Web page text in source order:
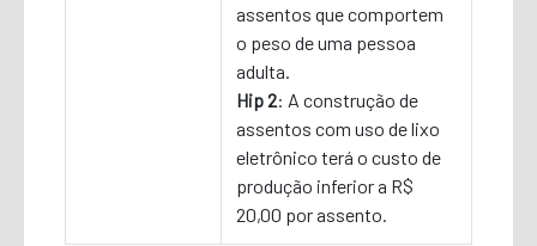
assentos que comportem
o peso de uma pessoa
adulta.
Hip 2: A construção de
assentos com uso de lixo
eletrônico terá o custo de
produção inferior a R$
20,00 por assento.